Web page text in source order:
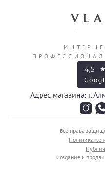
Адрес магазина: г.
Все права
Политика
Создание и